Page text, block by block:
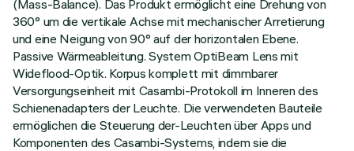
(Mass-Balance). Das Produkt ermöglicht eine Drehung von
360° um die vertikale Achse mit mechanischer Arretierung
und eine Neigung von 90° auf der horizontalen Ebene.
Passive Wärmeableitung. System OptiBeam Lens mit
Wideflood-Optik. Korpus komplett mit dimmbarer
Versorgungseinheit mit Casambi-Protokoll im Inneren des
Schienenadapters der Leuchte. Die verwendeten Bauteile
ermöglichen die Steuerung der-Leuchten über Apps und
Komponenten des Casambi-Systems, indem sie die